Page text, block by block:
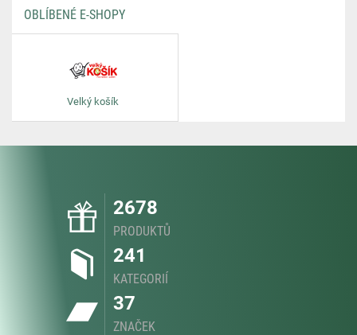
OBLÍBENÉ E-SHOPY
Velký košík
2678
PRODUKTŮ
241
KATEGORIÍ
37
ZNAČEK